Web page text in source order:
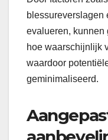
blessureverslagen
evalueren, kunnen
hoe waarschijnlijk
waardoor
geminimaliseerd.